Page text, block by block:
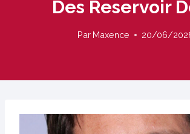
Des Reservoir
Par Maxence 20/06/